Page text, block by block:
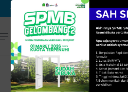
Class Meeting